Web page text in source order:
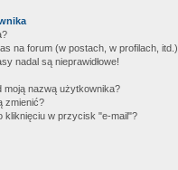
na forum (w postach, w profilach, itd.)
nadal są nieprawidłowe!
moją nazwą użytkownika?
zmienić?
kliknięciu w przycisk "e-mail"?